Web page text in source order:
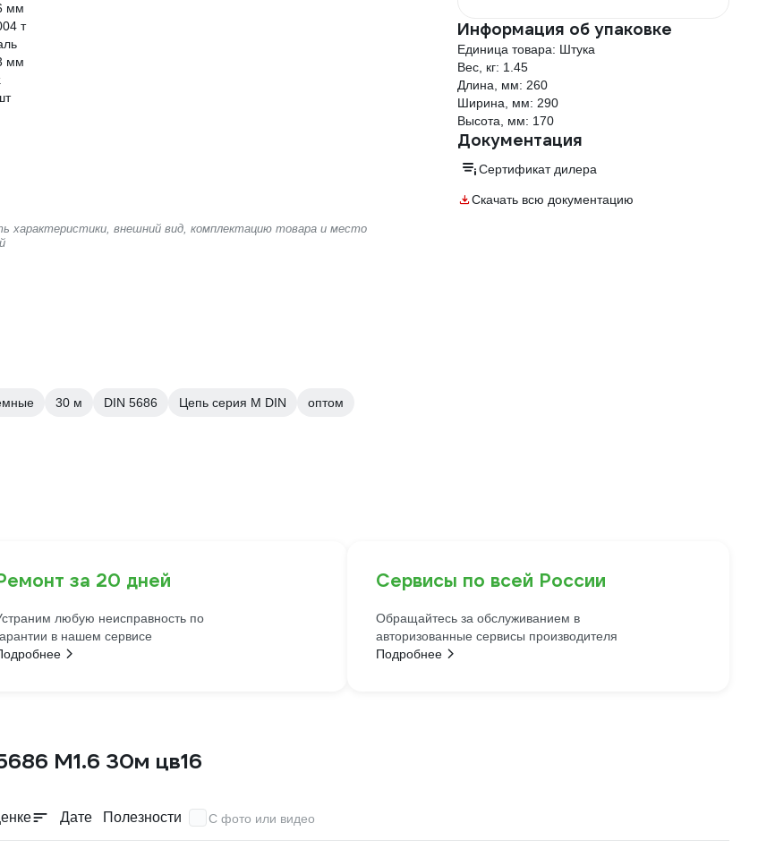
мм
т
мм
характеристики, внешний вид, комплектацию товара и место
Информация об упаковке
Единица товара: Штука
Вес, кг: 1.45
Длина, мм: 260
Ширина, мм: 290
Высота, мм: 170
Документация
Сертификат дилера
Скачать всю документацию
30 м DIN 5686 Цепь серия М DIN оптом
за 20 дней
любую неисправность по
в нашем сервисе
Сервисы по всей России
Обращайтесь за обслуживанием в
авторизованные сервисы производителя
Подробнее
М1.6 30м цв16
Дате Полезности С фото или видео